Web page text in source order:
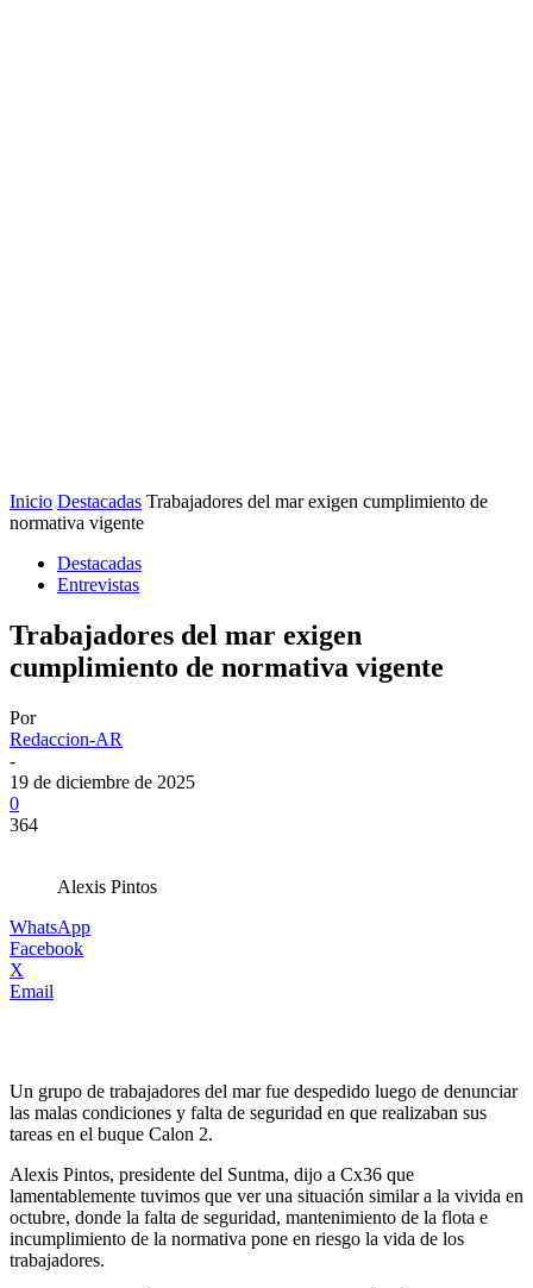
Inicio Destacadas Trabajadores del mar exigen cumplimiento de
normativa vigente
Destacadas
Entrevistas
Trabajadores del mar exigen
cumplimiento de normativa vigente
Por
Redaccion-AR
-
19 de diciembre de 2025
0
364
Alexis Pintos
WhatsApp
Facebook
X
Email
Un grupo de trabajadores del mar fue despedido luego de denunciar
las malas condiciones y falta de seguridad en que realizaban sus
tareas en el buque Calon 2.
Alexis Pintos, presidente del Suntma, dijo a Cx36 que
lamentablemente tuvimos que ver una situación similar a la vivida en
octubre, donde la falta de seguridad, mantenimiento de la flota e
incumplimiento de la normativa pone en riesgo la vida de los
trabajadores.